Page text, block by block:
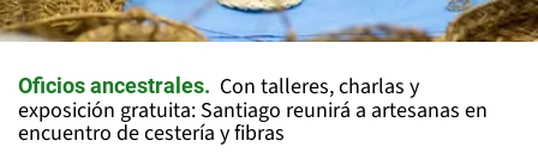
Oficios ancestrales
Con talleres, charlas y
exposición gratuita: Santiago reunirá a artesanas en
encuentro de cestería y fibras